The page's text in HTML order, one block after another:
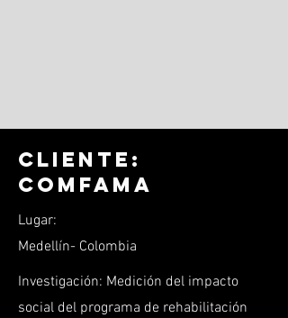
Cliente:
Comfama
Lugar:
Medellín- Colombia
Investigación: Medición del impacto
social del programa de rehabilitación